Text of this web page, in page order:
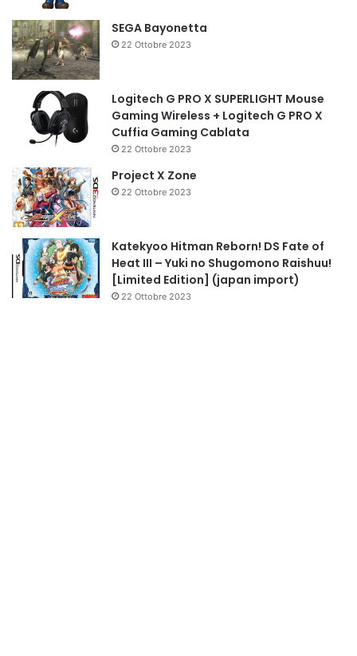
SEGA Bayonetta
22 Ottobre 2023
Logitech G PRO X SUPERLIGHT Mouse
Gaming Wireless + Logitech G PRO X
Cuffia Gaming Cablata
22 Ottobre 2023
Project X Zone
22 Ottobre 2023
Katekyoo Hitman Reborn! DS Fate of
Heat III – Yuki no Shugomono Raishuu!
[Limited Edition] (japan import)
22 Ottobre 2023